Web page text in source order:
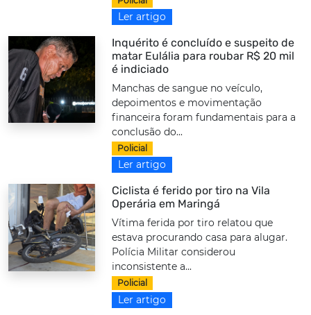
Ler artigo
Inquérito é concluído e suspeito de
matar Eulália para roubar R$ 20 mil
é indiciado
Manchas de sangue no veículo,
depoimentos e movimentação
financeira foram fundamentais para a
conclusão do...
Policial
Ler artigo
Ciclista é ferido por tiro na Vila
Operária em Maringá
Vítima ferida por tiro relatou que
estava procurando casa para alugar.
Polícia Militar considerou
inconsistente a...
Policial
Ler artigo